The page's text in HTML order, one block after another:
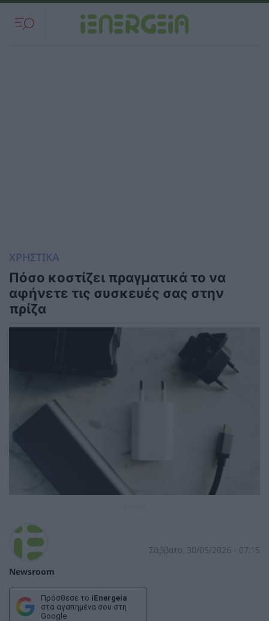
ΧΡΗΣΤΙΚΑ
Πόσο κοστίζει πραγματικά το να
αφήνετε τις συσκευές σας στην
πρίζα
Newsroom
Σάββατο, 30/05/2026 - 07:15
Πρόσθεσε το iEnergeia
στα αγαπημένα σου στη
Google